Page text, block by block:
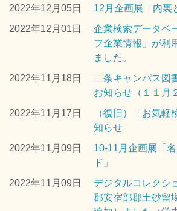
2022年12月05日
12月企画展「内裏
2022年12月01日
企業検索データベ
フ企業情報」が利
ました。
2022年11月18日
二条キャンパス図
お知らせ（１１月
2022年11月17日
（復旧）「お気軽
知らせ
2022年11月09日
10-11月企画展「
ド」
2022年11月09日
デジタルコレクシ
郡安宿部郡土砂留